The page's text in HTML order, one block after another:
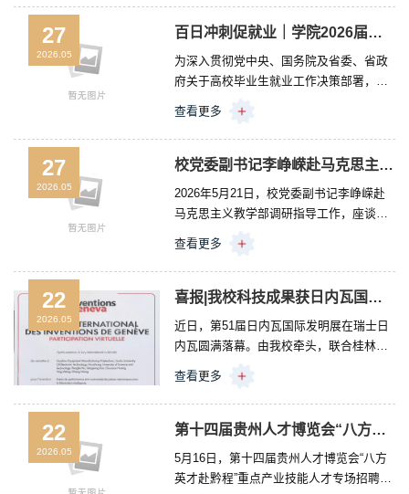
园”春日摄影活动圆满落幕。社团成员与获
奖同学合影定格瞬间，捕捉美好。在长达
春光都成为同学们创作的灵感源泉。本次
活动累计收到摄影作品400余幅，涵盖风
光、人像、微距等多种题材。镜头之下，
27
2026.05
百日冲刺促就业｜学院2026届机电类毕业生校园招聘会暨实习双选会成功举办
为深入贯彻党中央、国务院及省委、省政
府关于高校毕业生就业工作决策部署，落
毕业生就业创业工作的通知》要求，切实
搭建毕业生和用人单位互动交流平台，拓
宽就业渠道，5月26日，电气工程系在就业
届毕业生校园招聘会暨实习双选会。本次
双选会聚焦机电行业人才需求，共吸引80
余家省内外优质企业参会，涵盖电气自动
查看更多
27
2026.05
校党委副书记李峥嵘赴马克思主义教学部调研指导工作座谈会
2026年5月21日，校党委副书记李峥嵘赴
马克思主义教学部调研指导工作，座谈会
主义教学部直属党支部书记朱贤广主持，
全体教职工参会。会议伊始，马克思主义
教学部教师依次进行近期工作汇报，全面
划。何沣锦老师汇报《全省职业院校“马院
+书院”协同育人机制研究调查问卷》《贵
州省职业学校思政课中高本一体化教学典
探索；...
查看更多
22
2026.05
喜报|我校科技成果获日内瓦国际发明展银奖
近日，第51届日内瓦国际发明展在瑞士日
内瓦圆满落幕。由我校牵头，联合桂林电
能制造的机械零件性能测试与自动分拣技
术”，凭借突出的创新性、突破性的性能优
势以及广阔的应用前景，在来自全球60多
出，成功斩获日内瓦国际发明展银奖，彰
显了学校在智能制造领域的创新实力。瑞
查看更多
22
2026.05
第十四届贵州人才博览会“八方英才赴黔程”重点产业技能人才专场招聘会在贵州装备制造职业学院成功举办
5月16日，第十四届贵州人才博览会“八方
英才赴黔程”重点产业技能人才专场招聘会